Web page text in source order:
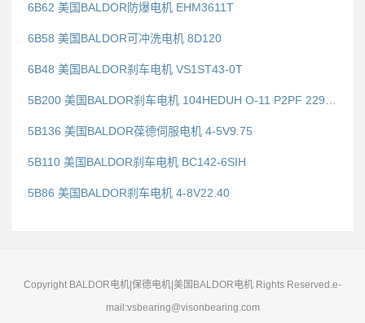
6B62 美国BALDOR防爆电机 EHM3611T
6B58 美国BALDOR可冲洗电机 8D120
6B48 美国BALDOR刹车电机 VS1ST43-0T
5B200 美国BALDOR刹车电机 104HEDUH O-11 P2PF 22975
5B136 美国BALDOR葆德伺服电机 4-5V9.75
5B110 美国BALDOR刹车电机 BC142-6SIH
5B86 美国BALDOR刹车电机 4-8V22.40
Copyright BALDOR电机|保德电机|美国BALDOR电机 Rights Reserved.e-
mail:vsbearing@visonbearing.com